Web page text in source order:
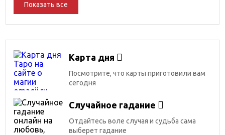
Показать все
Карта дня
Посмотрите, что карты приготовили вам
сегодня
Случайное гадание
Отдайтесь воле случая и судьба сама
выберет гадание